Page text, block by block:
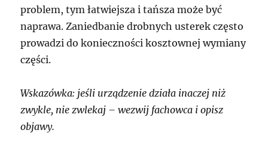
problem, tym łatwiejsza i tańsza może być
naprawa. Zaniedbanie drobnych usterek często
prowadzi do konieczności kosztownej wymiany
części.
Wskazówka: jeśli urządzenie działa inaczej niż
zwykle, nie zwlekaj – wezwij fachowca i opisz
objawy.